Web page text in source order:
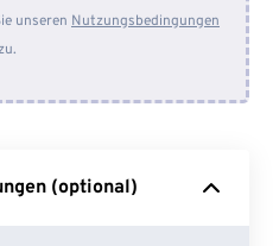
unseren Nutzungsbedingungen
(optional)